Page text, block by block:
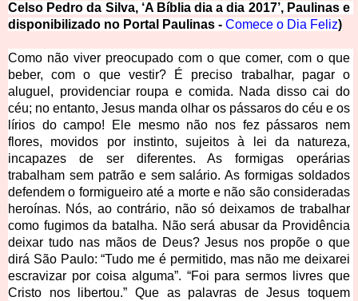
Celso Pedro da Silva, ‘A Bíblia dia a dia 2017’, Paulinas e
disponibilizado no Portal Paulinas - Comece o Dia Feliz)
Como não viver preocupado com o que comer, com o que
beber, com o que vestir? É preciso trabalhar, pagar o
aluguel, providenciar roupa e comida. Nada disso cai do
céu; no entanto, Jesus manda olhar os pássaros do céu e os
lírios do campo! Ele mesmo não nos fez pássaros nem
flores, movidos por instinto, sujeitos à lei da natureza,
incapazes de ser diferentes. As formigas operárias
trabalham sem patrão e sem salário. As formigas soldados
defendem o formigueiro até a morte e não são consideradas
heroínas. Nós, ao contrário, não só deixamos de trabalhar
como fugimos da batalha. Não será abusar da Providência
deixar tudo nas mãos de Deus? Jesus nos propõe o que
dirá São Paulo: “Tudo me é permitido, mas não me deixarei
escravizar por coisa alguma”. “Foi para sermos livres que
Cristo nos libertou.” Que as palavras de Jesus toquem